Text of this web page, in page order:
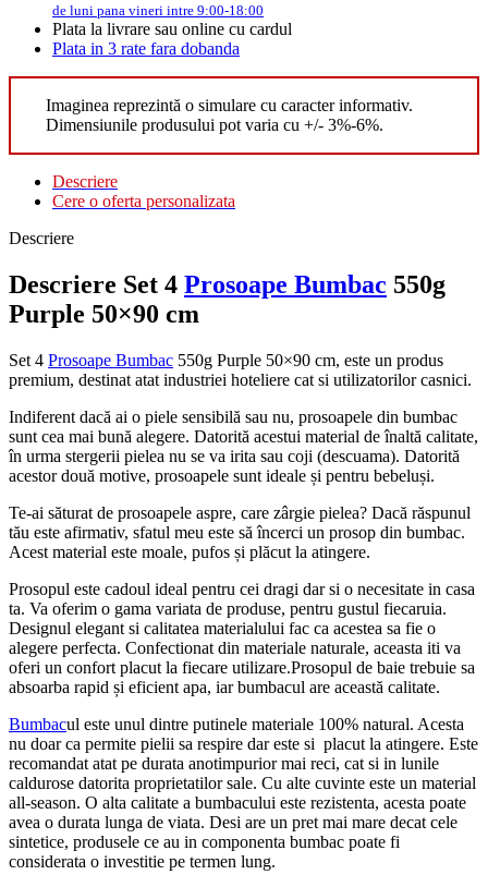
de luni pana vineri intre 9:00-18:00
Plata la livrare sau online cu cardul
Plata in 3 rate fara dobanda
Imaginea reprezintă o simulare cu caracter informativ.
Dimensiunile produsului pot varia cu +/- 3%-6%.
Descriere
Cere o oferta personalizata
Descriere
Descriere Set 4 Prosoape Bumbac 550g
Purple 50×90 cm
Set 4 Prosoape Bumbac 550g Purple 50×90 cm, este un produs
premium, destinat atat industriei hoteliere cat si utilizatorilor casnici.
Indiferent dacă ai o piele sensibilă sau nu, prosoapele din bumbac
sunt cea mai bună alegere. Datorită acestui material de înaltă calitate,
în urma stergerii pielea nu se va irita sau coji (descuama). Datorită
acestor două motive, prosoapele sunt ideale și pentru bebeluși.
Te-ai săturat de prosoapele aspre, care zârgie pielea? Dacă răspunul
tău este afirmativ, sfatul meu este să încerci un prosop din bumbac.
Acest material este moale, pufos și plăcut la atingere.
Prosopul este cadoul ideal pentru cei dragi dar si o necesitate in casa
ta. Va oferim o gama variata de produse, pentru gustul fiecaruia.
Designul elegant si calitatea materialului fac ca acestea sa fie o
alegere perfecta. Confectionat din materiale naturale, aceasta iti va
oferi un confort placut la fiecare utilizare.Prosopul de baie trebuie sa
absoarba rapid și eficient apa, iar bumbacul are această calitate.
Bumbacul este unul dintre putinele materiale 100% natural. Acesta
nu doar ca permite pielii sa respire dar este si placut la atingere. Este
recomandat atat pe durata anotimpurior mai reci, cat si in lunile
caldurose datorita proprietatilor sale. Cu alte cuvinte este un material
all-season. O alta calitate a bumbacului este rezistenta, acesta poate
avea o durata lunga de viata. Desi are un pret mai mare decat cele
sintetice, produsele ce au in componenta bumbac poate fi
considerata o investitie pe termen lung.